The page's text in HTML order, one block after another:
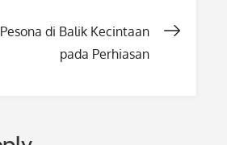
di Balik Kecintaan
pada Perhiasan